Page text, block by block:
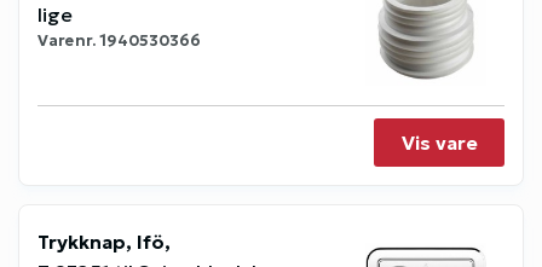
lige
Varenr.1940530366
Vis vare
Trykknap, Ifö,